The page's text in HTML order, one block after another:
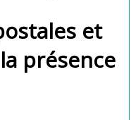
et
présence